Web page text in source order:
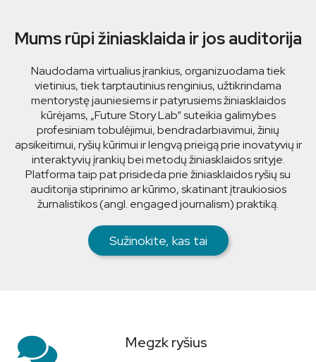
Mums rūpi žiniasklaida ir jos auditorija
Naudodama virtualius įrankius, organizuodama tiek
vietinius, tiek tarptautinius renginius, užtikrindama
mentorystę jauniesiems ir patyrusiems žiniasklaidos
kūrėjams, „Future Story Lab“ suteikia galimybes
profesiniam tobulėjimui, bendradarbiavimui, žinių
apsikeitimui, ryšių kūrimui ir lengvą prieigą prie inovatyvių ir
interaktyvių įrankių bei metodų žiniasklaidos srityje.
Platforma taip pat prisideda prie žiniasklaidos ryšių su
auditorija stiprinimo ar kūrimo, skatinant įtraukiosios
žurnalistikos (angl. engaged journalism) praktiką.
Sužinokite, kas tai
Megzk ryšius